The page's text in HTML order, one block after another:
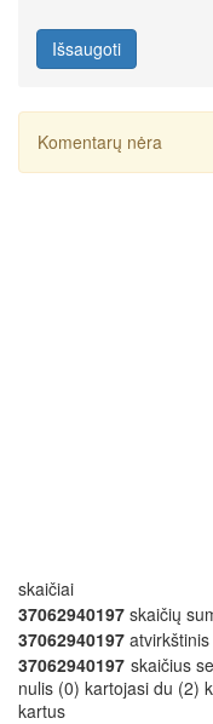
Išsaugoti
Komentarų nėra
skaičiai
37062940197 skaičių
37062940197
37062940197 skaičius
nulis (0) kartojasi du (2)
kartus